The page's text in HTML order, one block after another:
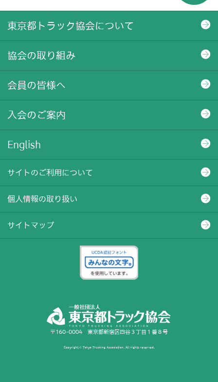
東京都トラック協会について
協会の取り組み
会員の皆様へ
入会のご案内
English
サイトのご利用について
個人情報の取り扱い
サイトマップ
〒160-0004 東京都新宿区四谷３丁目１番８号
Copyright © Tokyo Trucking Association. All rights reserved.